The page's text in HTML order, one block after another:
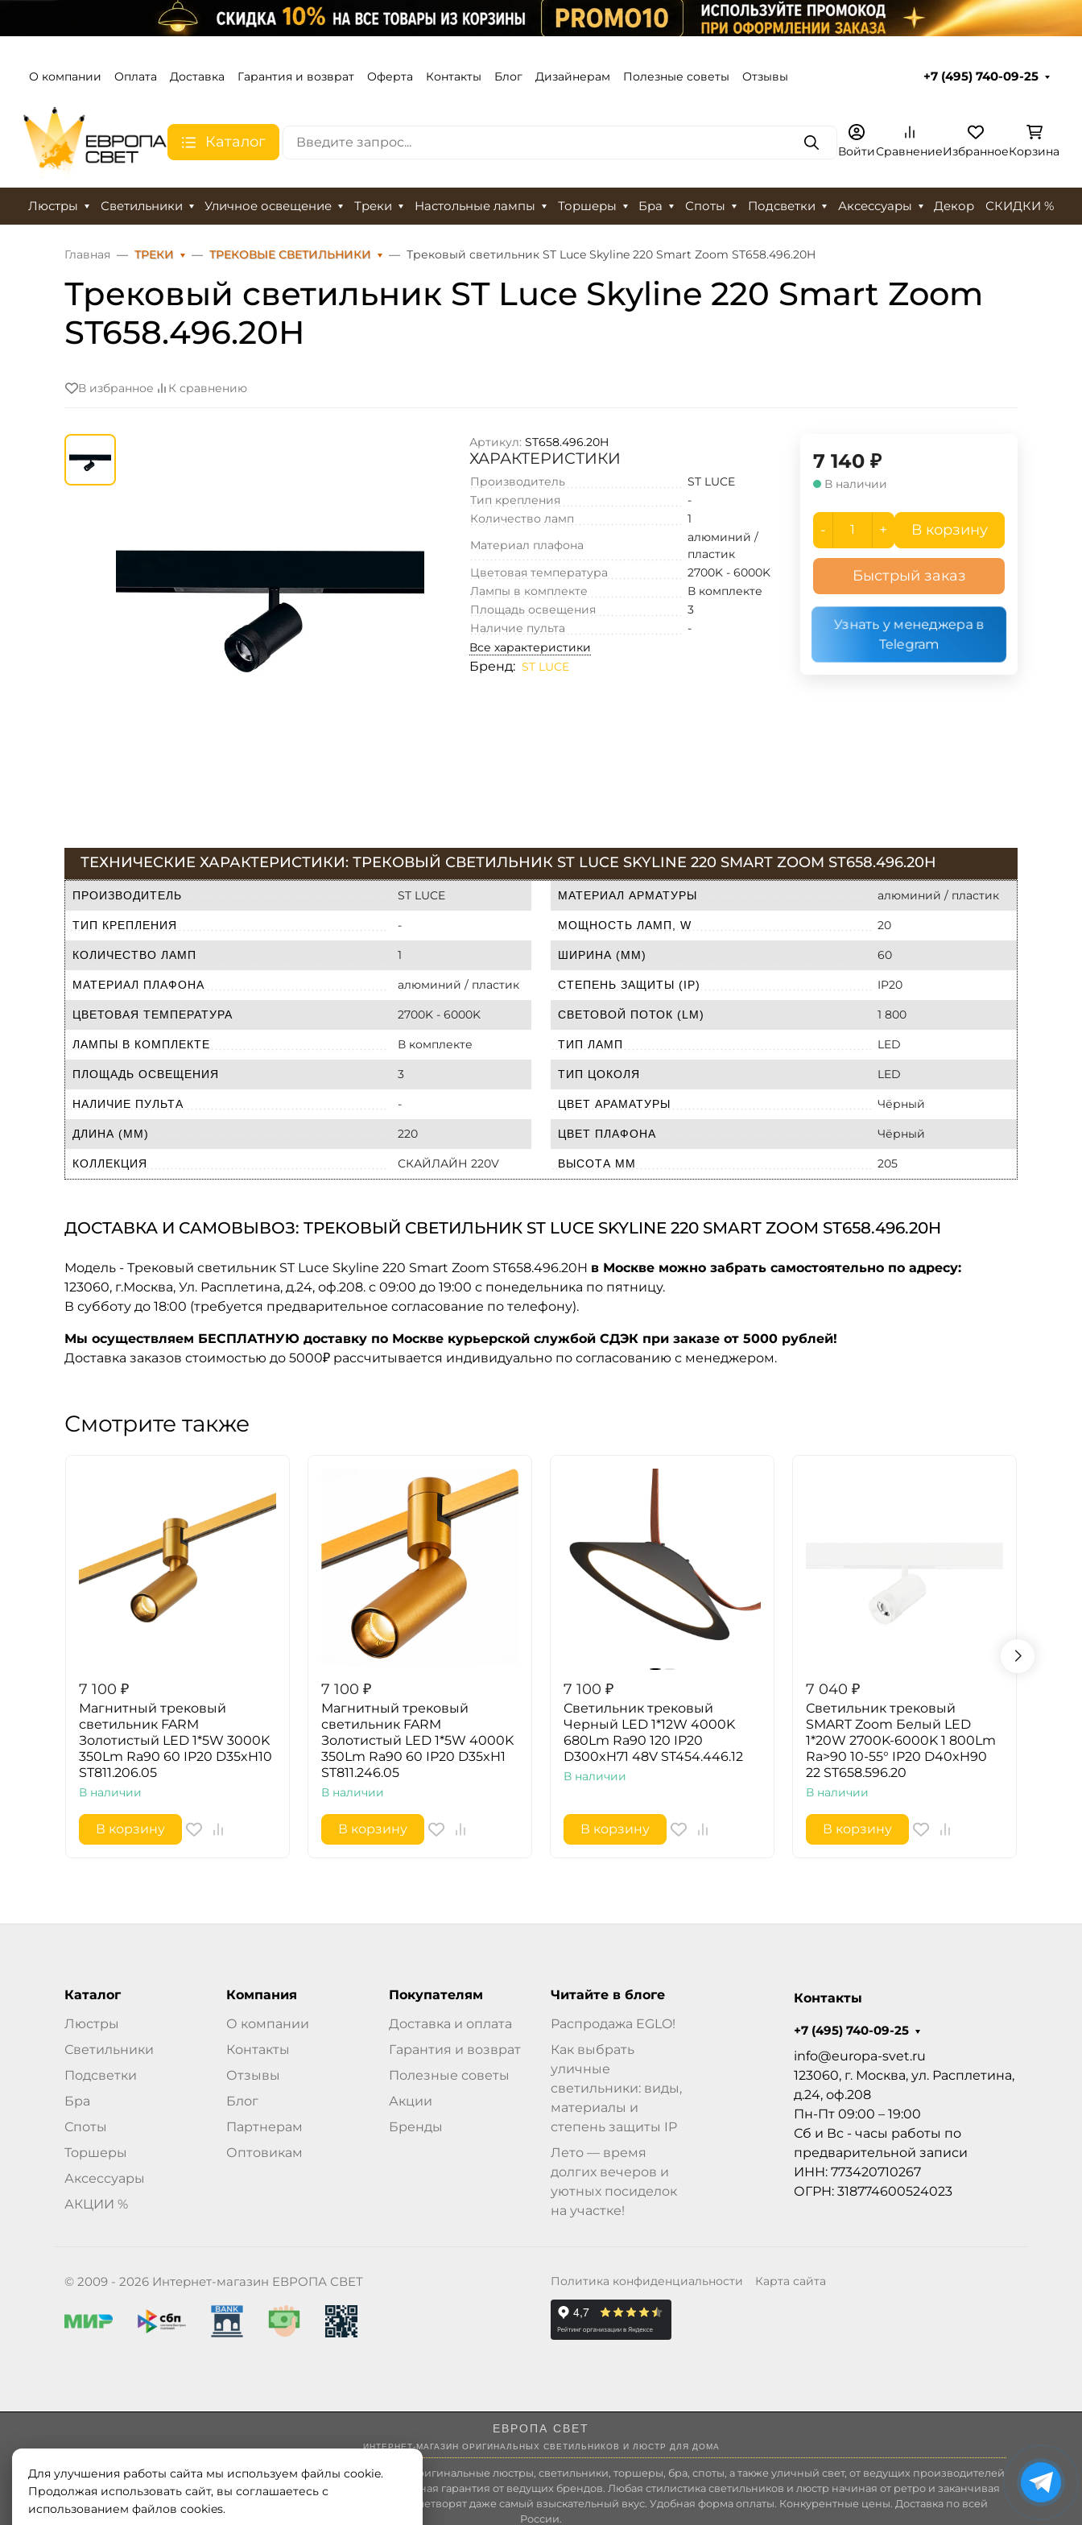
О компании Оплата Доставка Гарантия и возврат Оферта Контакты Блог Дизайнерам Полезные советы Отзывы +7 (495) 740-09-25
Каталог ПоискВойтиСравнениеИзбранноеКорзина
Люстры Светильники Уличное освещение Треки Настольные лампы Торшеры Бра Споты Подсветки Аксессуары Декор СКИДКИ %
Главная ТРЕКИ ТРЕКОВЫЕ СВЕТИЛЬНИКИ Трековый светильник ST Luce Skyline 220 Smart Zoom ST658.496.20H
Трековый светильник ST Luce Skyline 220 Smart Zoom
ST658.496.20H
В избранное К сравнению
Артикул: ST658.496.20H
ХАРАКТЕРИСТИКИ
Производитель
ST LUCE
Тип крепления
-
Количество ламп
1
Материал плафона
алюминий /
пластик
Цветовая температура
2700K - 6000K
Лампы в комплекте
В комплекте
Площадь освещения
3
Наличие пульта
-
Все характеристики
Бренд: ST LUCE
7 140 ₽
В наличии
- + В корзину
Быстрый заказ
Узнать у менеджера в
Telegram
ТЕХНИЧЕСКИЕ ХАРАКТЕРИСТИКИ: ТРЕКОВЫЙ СВЕТИЛЬНИК ST LUCE SKYLINE 220 SMART ZOOM ST658.496.20H
ПРОИЗВОДИТЕЛЬ ST LUCE
ТИП КРЕПЛЕНИЯ -
КОЛИЧЕСТВО ЛАМП 1
МАТЕРИАЛ ПЛАФОНА алюминий / пластик
ЦВЕТОВАЯ ТЕМПЕРАТУРА 2700K - 6000K
ЛАМПЫ В КОМПЛЕКТЕ В комплекте
ПЛОЩАДЬ ОСВЕЩЕНИЯ 3
НАЛИЧИЕ ПУЛЬТА -
ДЛИНА (ММ) 220
КОЛЛЕКЦИЯ СКАЙЛАЙН 220V
МАТЕРИАЛ АРМАТУРЫ алюминий / пластик
МОЩНОСТЬ ЛАМП, W 20
ШИРИНА (ММ) 60
СТЕПЕНЬ ЗАЩИТЫ (IP) IP20
СВЕТОВОЙ ПОТОК (LM) 1 800
ТИП ЛАМП LED
ТИП ЦОКОЛЯ LED
ЦВЕТ АРАМАТУРЫ Чёрный
ЦВЕТ ПЛАФОНА Чёрный
ВЫСОТА ММ 205
ДОСТАВКА И САМОВЫВОЗ: ТРЕКОВЫЙ СВЕТИЛЬНИК ST LUCE SKYLINE 220 SMART ZOOM ST658.496.20H
Модель - Трековый светильник ST Luce Skyline 220 Smart Zoom ST658.496.20H в Москве можно забрать самостоятельно по адресу:
123060, г.Москва, Ул. Расплетина, д.24, оф.208. с 09:00 до 19:00 с понедельника по пятницу.
В субботу до 18:00 (требуется предварительное согласование по телефону).
Мы осуществляем БЕСПЛАТНУЮ доставку по Москве курьерской службой СДЭК при заказе от 5000 рублей!
Доставка заказов стоимостью до 5000₽ рассчитывается индивидуально по согласованию с менеджером.
Смотрите также
7 100 ₽
Магнитный трековый
светильник FARM
Золотистый LED 1*5W 3000K
350Lm Ra90 60 IP20 D35xH10
ST811.206.05
В наличии
В корзину
7 100 ₽
Магнитный трековый
светильник FARM
Золотистый LED 1*5W 4000K
350Lm Ra90 60 IP20 D35xH1
ST811.246.05
В наличии
В корзину
7 100 ₽
Светильник трековый
Черный LED 1*12W 4000K
680Lm Ra90 120 IP20
D300xH71 48V ST454.446.12
В наличии
В корзину
7 040 ₽
Светильник трековый
SMART Zoom Белый LED
1*20W 2700K-6000K 1 800Lm
Ra>90 10-55° IP20 D40xH90
22 ST658.596.20
В наличии
В корзину
Каталог
Люстры
Светильники
Подсветки
Бра
Споты
Торшеры
Аксессуары
АКЦИИ %
Компания
О компании
Контакты
Отзывы
Блог
Партнерам
Оптовикам
Покупателям
Доставка и оплата
Гарантия и возврат
Полезные советы
Акции
Бренды
Читайте в блоге
Распродажа EGLO!
Как выбрать
уличные
светильники: виды,
материалы и
степень защиты IP
Лето — время
долгих вечеров и
уютных посиделок
на участке!
Контакты
+7 (495) 740-09-25
info@europa-svet.ru
123060, г. Москва, ул. Расплетина,
д.24, оф.208
Пн-Пт 09:00 – 19:00
Сб и Вс - часы работы по
предварительной записи
ИНН: 773420710267
ОГРН: 318774600524023
© 2009 - 2026 Интернет-магазин ЕВРОПА СВЕТ Политика конфиденциальности Карта сайта
ЕВРОПА СВЕТ
ИНТЕРНЕТ-МАГАЗИН ОРИГИНАЛЬНЫХ СВЕТИЛЬНИКОВ И ЛЮСТР ДЛЯ ДОМА
Наш магазин «ЕВРОПА СВЕТ» поставляет и продает в России оригинальные люстры, светильники, торшеры, бра, споты, а также уличный свет, от ведущих производителей
Европы и России. Только оригинальная продукция. Полноценная гарантия от ведущих брендов. Любая стилистика светильников и люстр начиная от ретро и заканчивая
модерн от интернет-магазина europa-svet.ru позволит удовлетворят даже самый взыскательный вкус. Удобная форма оплаты. Конкурентные цены. Доставка по всей
России.
Для улучшения работы сайта мы используем файлы cookie.
Продолжая использовать сайт, вы соглашаетесь с
использованием файлов cookies.